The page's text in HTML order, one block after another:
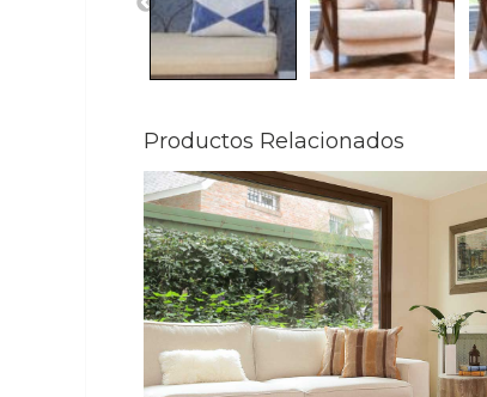
Productos Relacionados